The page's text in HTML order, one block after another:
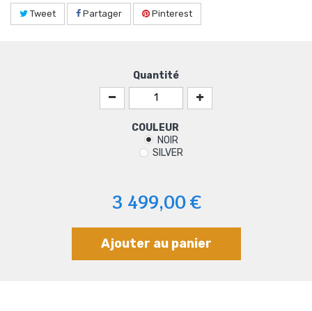
Tweet Partager Pinterest
Quantité
COULEUR
NOIR
SILVER
3 499,00 €
Ajouter au panier